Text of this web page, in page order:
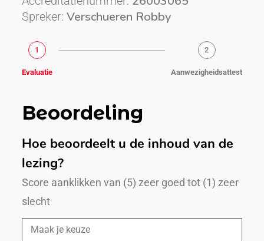
Spreker: Verschueren Robby
1
Evaluatie
2
Aanwezigheidsattest
Beoordeling
Hoe beoordeelt u de inhoud van de
lezing?
Score aanklikken van (5) zeer goed tot (1) zeer
slecht